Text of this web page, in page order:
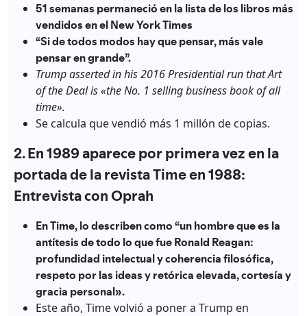
51 semanas permaneció en la lista de los libros más
vendidos en el New York Times
“Si de todos modos hay que pensar, más vale
pensar en grande”.
Trump asserted in his 2016 Presidential run that Art
of the Deal is «the No. 1 selling business book of all
time».
Se calcula que vendió más 1 millón de copias.
2. En 1989 aparece por primera vez en la
portada de la revista Time en 1988:
Entrevista con Oprah
En Time, lo describen como “un hombre que es la
antítesis de todo lo que fue Ronald Reagan:
profundidad intelectual y coherencia filosófica,
respeto por las ideas y retórica elevada, cortesía y
gracia personal».
Este año, Time volvió a poner a Trump en